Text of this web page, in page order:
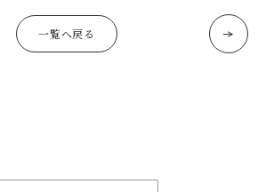
一覧へ戻る